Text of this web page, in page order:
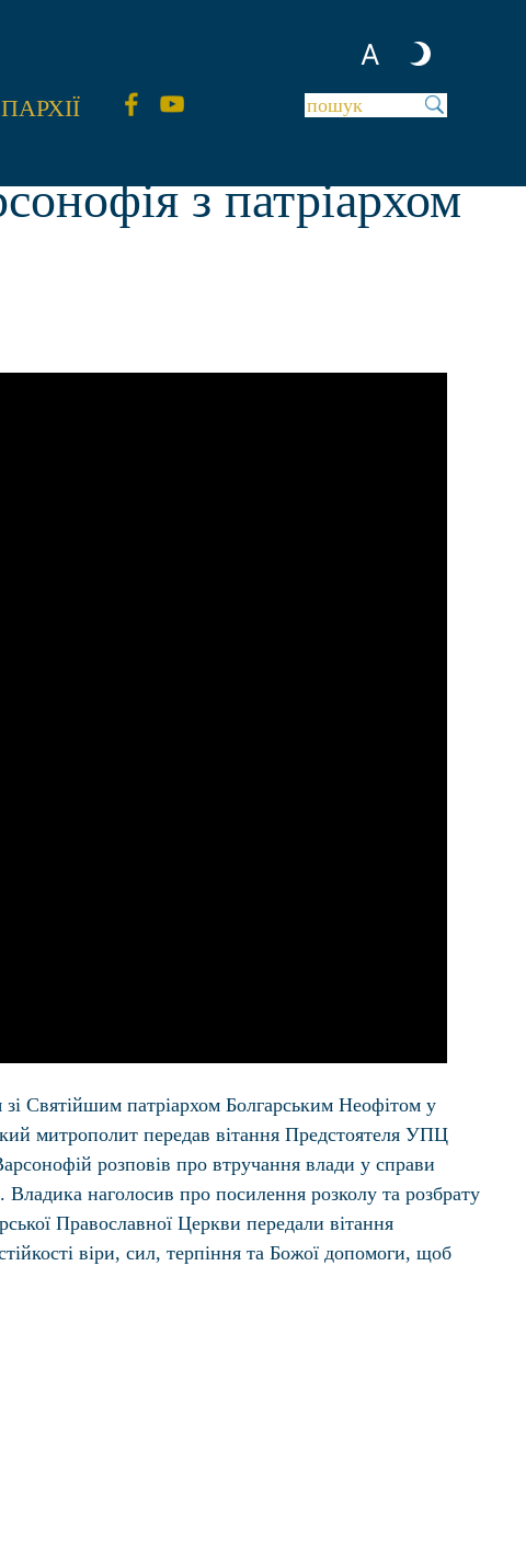
A
з патріархом
Святійшим патріархом Болгарським Неофітом у
митрополит передав вітання Предстоятеля УПЦ
розповів про втручання влади у справи
наголосив про посилення розколу та розбрату
Православної Церкви передали вітання
віри, сил, терпіння та Божої допомоги, щоб